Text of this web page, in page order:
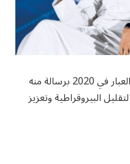
تفاجأ موظفو إحدى شركات محمد العبار في 2020 برسالة منه
البيروقراطية وتعزيز